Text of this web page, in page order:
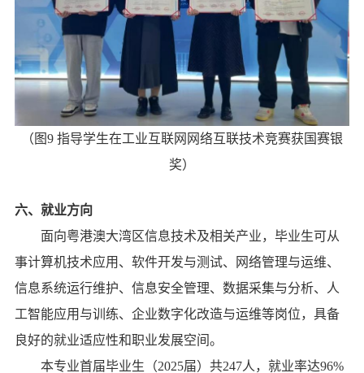
（图9 指导学生在工业互联网网络互联技术竞赛获国赛银
奖）
六、 就业方向
面向粤港澳大湾区信息技术及相关产业，毕业生可从
事计算机技术应用、软件开发与测试、网络管理与运维、
信息系统运行维护、信息安全管理、数据采集与分析、人
工智能应用与训练、 企业数字化改造与运维等岗位，具备
良好的就业适应性和职业发展空间。
本专业首届毕业生（2025届）共247人，就业率达96%